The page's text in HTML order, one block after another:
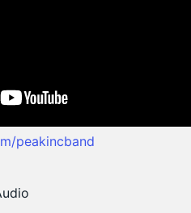
peakincband